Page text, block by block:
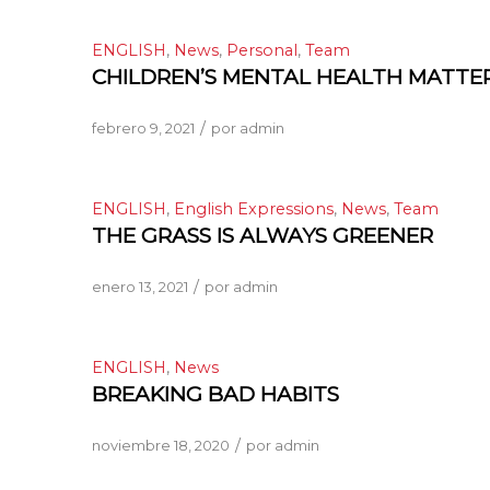
ENGLISH, News, Personal, Team
CHILDREN’S MENTAL HEALTH
febrero 9, 2021 / por admin
ENGLISH, English Expressions, News, Team
THE GRASS IS ALWAYS GREENER
enero 13, 2021 / por admin
ENGLISH, News
BREAKING BAD HABITS
noviembre 18, 2020 / por admin